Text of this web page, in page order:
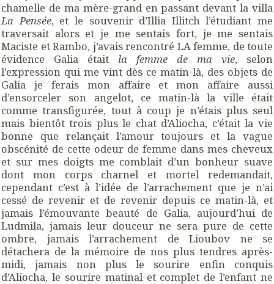
chamelle de ma mère-grand en passant devant la villa
La Pensée, et le souvenir d’Illia Illitch l’étudiant me
traversait alors et je me sentais fort, je me sentais
Maciste et Rambo, j’avais rencontré LA femme, de toute
évidence Galia était la femme de ma vie, selon
l’expression qui me vint dès ce matin-là, des objets de
Galia je ferais mon affaire et mon affaire aussi
d’ensorceler son angelot, ce matin-là la ville était
comme transfigurée, tout à coup je n’étais plus seul
mais bientôt trois plus le chat d’Aliocha, c’était la vie
bonne que relançait l’amour toujours et la vague
obscénité de cette odeur de femme dans mes cheveux
et sur mes doigts me comblait d’un bonheur suave
dont mon corps charnel et mortel redemandait,
cependant c’est à l’idée de l’arrachement que je n’ai
cessé de revenir et de revenir depuis ce matin-là, et
jamais l’émouvante beauté de Galia, aujourd’hui de
Ludmila, jamais leur douceur ne sera pure de cette
ombre, jamais l’arrachement de Lioubov ne se
détachera de la mémoire de nos plus tendres après-
midi, jamais non plus le sourire enfin conquis
d’Aliocha, le sourire matinal et complet de l’enfant ne